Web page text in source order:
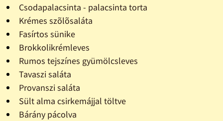
Csodapalacsinta - palacsinta torta
Krémes szõlõsaláta
Fasírtos sünike
Brokkolikrémleves
Rumos tejszínes gyümölcsleves
Tavaszi saláta
Provanszi saláta
Sült alma csirkemájjal töltve
Bárány pácolva